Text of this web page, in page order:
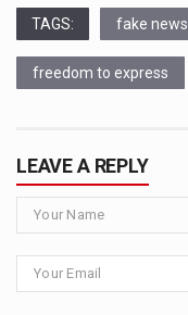
TAGS: fake news
freedom to express
LEAVE A REPLY